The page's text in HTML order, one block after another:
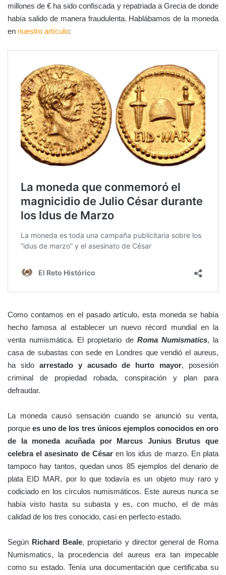
millones de € ha sido confiscada y repatriada a Grecia de donde
había salido de manera fraudulenta. Hablábamos de la moneda
en nuestro artículo:
Como contamos en el pasado artículo, esta moneda se había
hecho famosa al establecer un nuevo récord mundial en la
venta numismática. El propietario deRoma Numismatics, la
casa de subastas con sede en Londres que vendió el aureus,
ha sido arrestado y acusado de hurto mayor, posesión
criminal de propiedad robada, conspiración y plan para
defraudar.
La moneda causó sensación cuando se anunció su venta,
porquees uno de los tres únicos ejemplos conocidos en oro
de la moneda acuñada por Marcus Junius Brutus que
celebra el asesinato de Césaren los idus de marzo. En plata
tampoco hay tantos, quedan unos 85 ejemplos del denario de
plata EID MAR, por lo que todavía es un objeto muy raro y
codiciado en los círculos numismáticos. Este aureus nunca se
había visto hasta su subasta y es, con mucho, el de más
calidad de los tres conocido, casi en perfecto estado.
Según Richard Beale, propietario y director general de Roma
Numismatics, la procedencia del aureus era tan impecable
como su estado. Tenía una documentación que certificaba su